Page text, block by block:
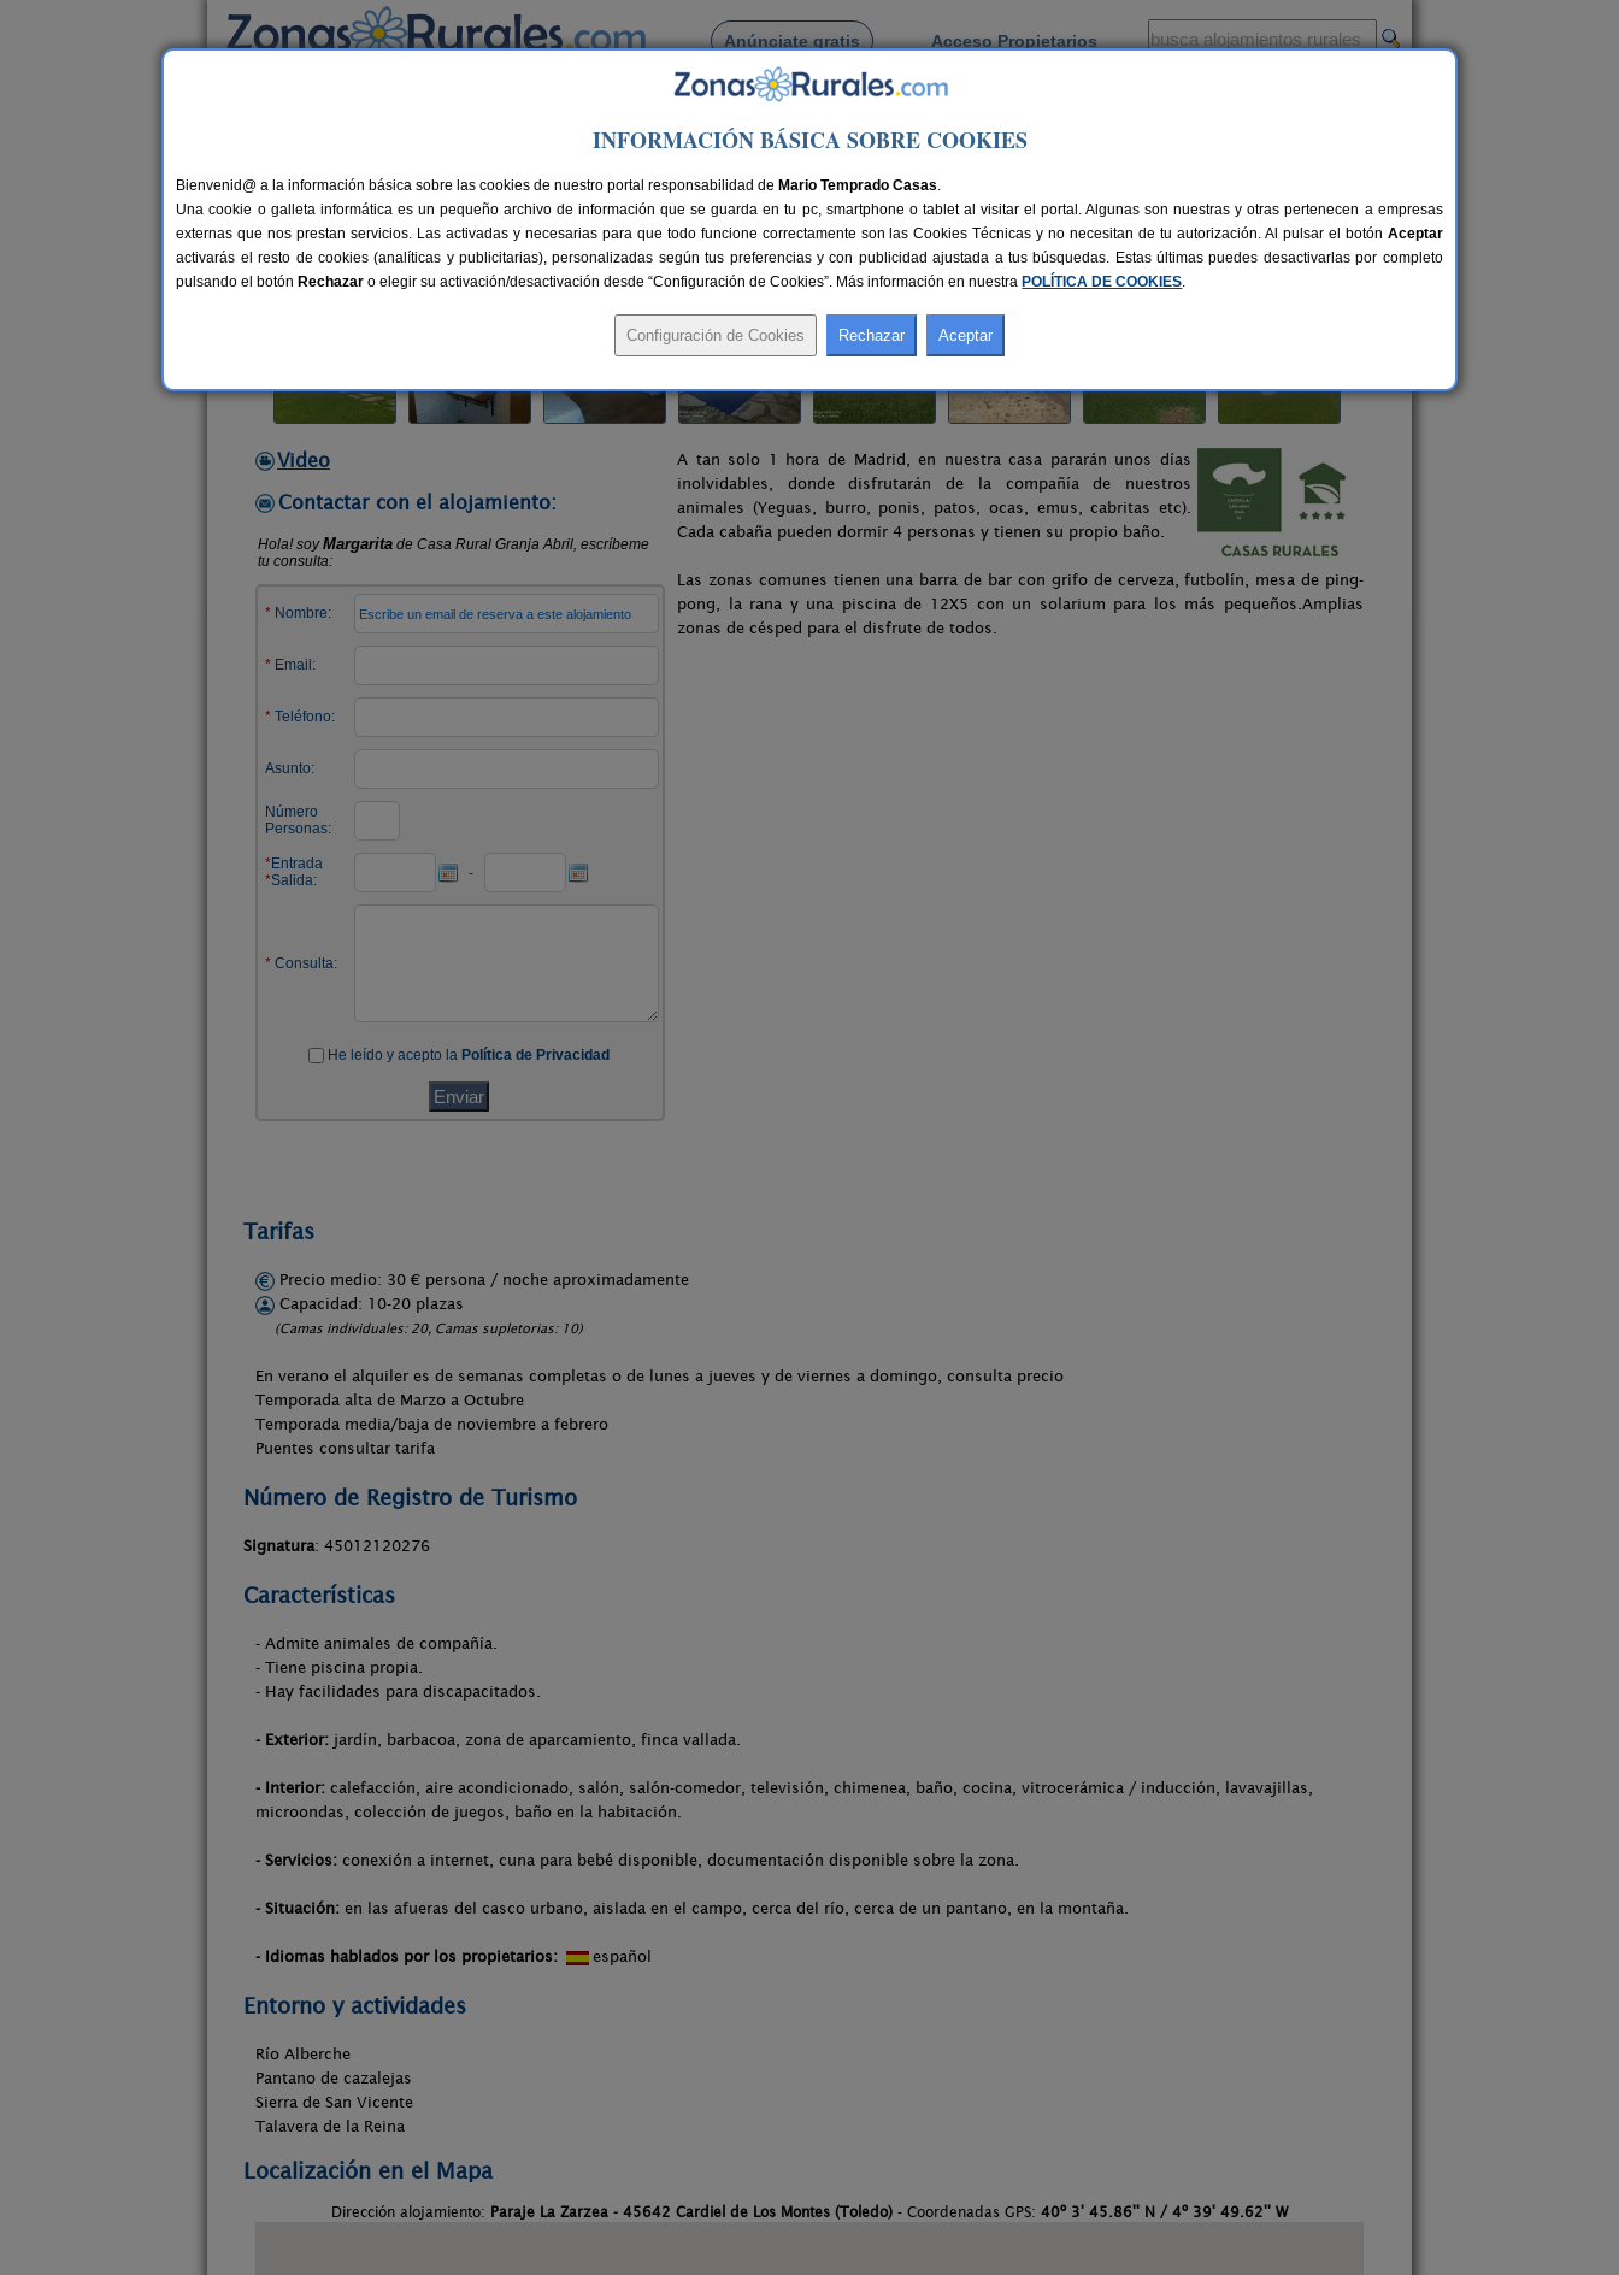
Anúnciate gratis Acceso Propietarios
Busca por pueblo
Cardiel de Los Montes> Casa Rural Granja Abril
Casa Rural Granja Abril
Casa Rural en Cardiel de Los Montes (Toledo)
Alquiler completo 10-20 plazas 68 km de Toledo Compartir:
Video
Contactar con el alojamiento:
A tan solo 1 hora de Madrid, en nuestra casa pararán unos días
inolvidables, donde disfrutarán de la compañía de nuestros
animales (Yeguas, burro, ponis, patos, ocas, emus, cabritas etc).
Cada cabaña pueden dormir 4 personas y tienen su propio baño.
Las zonas comunes tienen una barra de bar con grifo de cerveza, futbolín, mesa de ping-
pong, la rana y una piscina de 12X5 con un solarium para los más pequeños.Amplias
zonas de césped para el disfrute de todos.
Tarifas
Precio medio: 30 € persona / noche aproximadamente
Capacidad: 10-20 plazas
(Camas individuales: 20, Camas supletorias: 10)
En verano el alquiler es de semanas completas o de lunes a jueves y de viernes a domingo, consulta precio
Temporada alta de Marzo a Octubre
Temporada media/baja de noviembre a febrero
Puentes consultar tarifa
Número de Registro de Turismo
Signatura: 45012120276
Características
- Admite animales de compañía.
- Tiene piscina propia.
- Hay facilidades para discapacitados.
- Exterior: jardín, barbacoa, zona de aparcamiento, finca vallada.
- Interior: calefacción, aire acondicionado, salón, salón-comedor, televisión, chimenea, baño, cocina, vitrocerámica / inducción, lavavajillas,
microondas, colección de juegos, baño en la habitación.
- Servicios: conexión a internet, cuna para bebé disponible, documentación disponible sobre la zona.
- Situación: en las afueras del casco urbano, aislada en el campo, cerca del río, cerca de un pantano, en la montaña.
- Idiomas hablados por los propietarios: español
Entorno y actividades
Río Alberche
Pantano de cazalejas
Sierra de San Vicente
Talavera de la Reina
Localización en el Mapa
Dirección alojamiento: Paraje La Zarzea - 45642 Cardiel de Los Montes (Toledo) - Coordenadas GPS: 40º 3' 45.86'' N / 4º 39' 49.62'' W
INFORMACIÓN BÁSICA SOBRE COOKIES
Bienvenid@ a la información básica sobre las cookies de nuestro portal responsabilidad de Mario Temprado Casas.
Una cookie o galleta informática es un pequeño archivo de información que se guarda en tu pc, smartphone o tablet al visitar el portal. Algunas son nuestras y otras pertenecen a empresas
externas que nos prestan servicios. Las activadas y necesarias para que todo funcione correctamente son las Cookies Técnicas y no necesitan de tu autorización. Al pulsar el botón Aceptar
activarás el resto de cookies (analíticas y publicitarias), personalizadas según tus preferencias y con publicidad ajustada a tus búsquedas. Estas últimas puedes desactivarlas por completo
pulsando el botón Rechazar o elegir su activación/desactivación desde “Configuración de Cookies”. Más información en nuestra POLÍTICA DE COOKIES.